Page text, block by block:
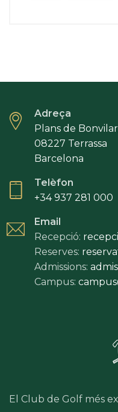
Adreça
Plans de
08227 Terrassa
Barcelona
Telèfon
+34 937 281 000
Email
Recepció:
Reserves:
Admissions:
Campus:
El Club de Golf més